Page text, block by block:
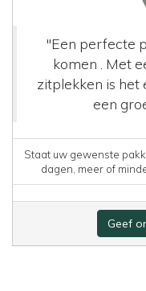
"Een perfecte
komen . Met
zitplekken is
een
Staat uw gewenste
dagen, meer of
Geef